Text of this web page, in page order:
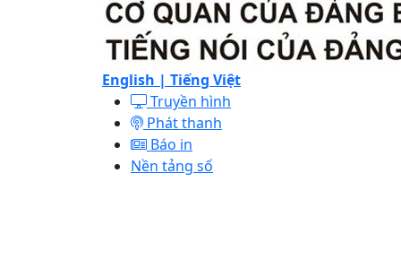
English | Tiếng Việt
Truyền hình
Phát thanh
Báo in
Nền tảng số